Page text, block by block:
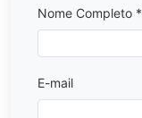
Nome Completo *
E-mail